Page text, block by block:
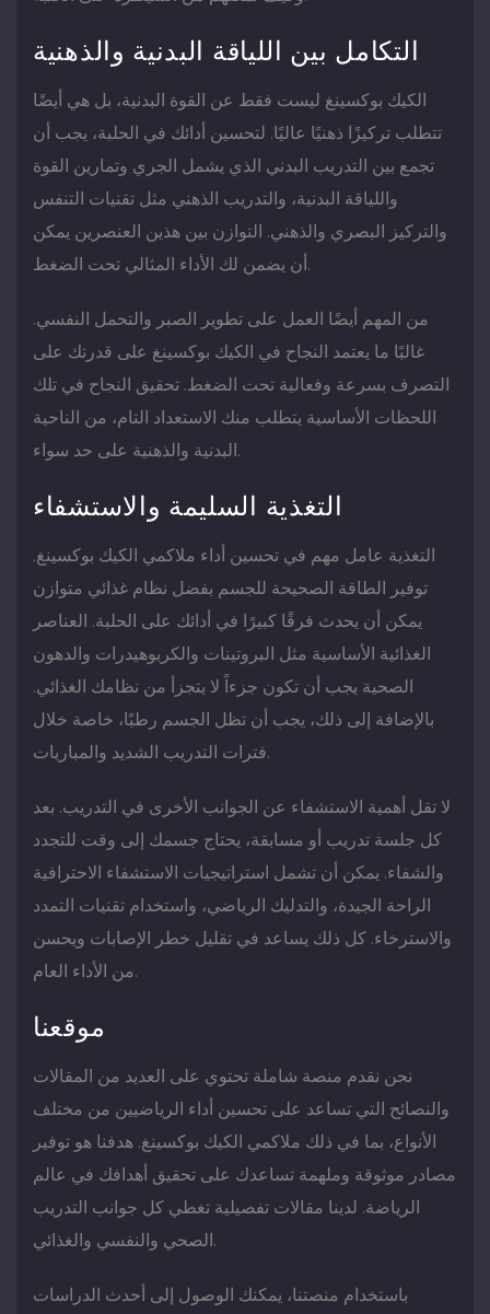
التكامل بين اللياقة البدنية والذهنية
الكيك بوكسينغ ليست فقط عن القوة البدنية، بل هي أيضًا
تتطلب تركيزًا ذهنيًا عاليًا. لتحسين أدائك في الحلبة، يجب أن
تجمع بين التدريب البدني الذي يشمل الجري وتمارين القوة
واللياقة البدنية، والتدريب الذهني مثل تقنيات التنفس
والتركيز البصري والذهني. التوازن بين هذين العنصرين يمكن
أن يضمن لك الأداء المثالي تحت الضغط.
من المهم أيضًا العمل على تطوير الصبر والتحمل النفسي.
غالبًا ما يعتمد النجاح في الكيك بوكسينغ على قدرتك على
التصرف بسرعة وفعالية تحت الضغط. تحقيق النجاح في تلك
اللحظات الأساسية يتطلب منك الاستعداد التام، من الناحية
البدنية والذهنية على حد سواء.
التغذية السليمة والاستشفاء
التغذية عامل مهم في تحسين أداء ملاكمي الكيك بوكسينغ.
توفير الطاقة الصحيحة للجسم بفضل نظام غذائي متوازن
يمكن أن يحدث فرقًا كبيرًا في أدائك على الحلبة. العناصر
الغذائية الأساسية مثل البروتينات والكربوهيدرات والدهون
الصحية يجب أن تكون جزءاً لا يتجزأ من نظامك الغذائي.
بالإضافة إلى ذلك، يجب أن تظل الجسم رطبًا، خاصة خلال
فترات التدريب الشديد والمباريات.
لا تقل أهمية الاستشفاء عن الجوانب الأخرى في التدريب. بعد
كل جلسة تدريب أو مسابقة، يحتاج جسمك إلى وقت للتجدد
والشفاء. يمكن أن تشمل استراتيجيات الاستشفاء الاحترافية
الراحة الجيدة، والتدليك الرياضي، واستخدام تقنيات التمدد
والاسترخاء. كل ذلك يساعد في تقليل خطر الإصابات ويحسن
من الأداء العام.
موقعنا
نحن نقدم منصة شاملة تحتوي على العديد من المقالات
والنصائح التي تساعد على تحسين أداء الرياضيين من مختلف
الأنواع، بما في ذلك ملاكمي الكيك بوكسينغ. هدفنا هو توفير
مصادر موثوقة وملهمة تساعدك على تحقيق أهدافك في عالم
الرياضة. لدينا مقالات تفصيلية تغطي كل جوانب التدريب
الصحي والنفسي والغذائي.
باستخدام منصتنا، يمكنك الوصول إلى أحدث الدراسات